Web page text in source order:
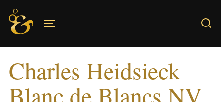
Skip
content
Charles Heidsieck
Blanc de Blancs NV